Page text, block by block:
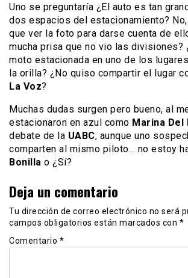
Uno se preguntaría ¿El auto es tan
dos espacios del estacionamiento?
que ver la foto para darse cuenta de
mucha prisa que no vio las divisiones?
moto estacionada en uno de los
la orilla? ¿No quiso compartir el lugar
La Voz?
Muchas dudas surgen pero bueno, al
estacionaron en azul como Marina Del
debate de la UABC, aunque uno
comparten al mismo piloto… no estoy
Bonilla o ¿Sí?
Deja un comentario
Tu dirección de correo electrónico no será
campos obligatorios están marcados con *
Comentario *